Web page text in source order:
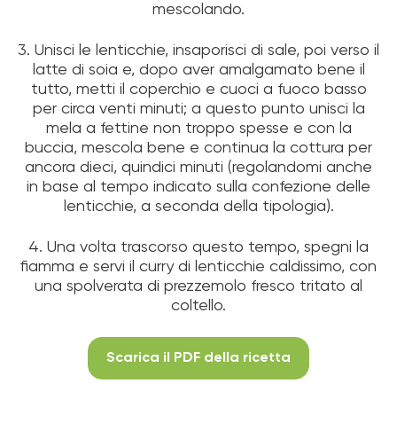
mescolando.
3. Unisci le lenticchie, insaporisci di sale, poi verso il
latte di soia e, dopo aver amalgamato bene il
tutto, metti il coperchio e cuoci a fuoco basso
per circa venti minuti; a questo punto unisci la
mela a fettine non troppo spesse e con la
buccia, mescola bene e continua la cottura per
ancora dieci, quindici minuti (regolandomi anche
in base al tempo indicato sulla confezione delle
lenticchie, a seconda della tipologia).
4. Una volta trascorso questo tempo, spegni la
fiamma e servi il curry di lenticchie caldissimo, con
una spolverata di prezzemolo fresco tritato al
coltello.
Scarica il PDF della ricetta